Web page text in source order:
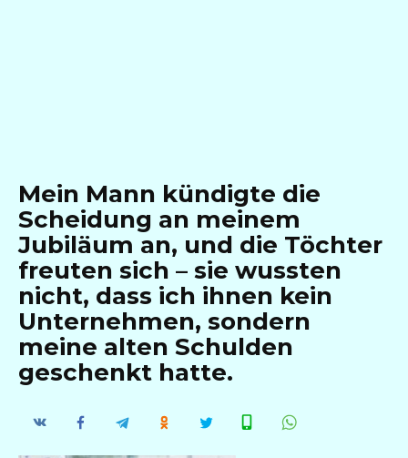
Mein Mann kündigte die
Scheidung an meinem
Jubiläum an, und die Töchter
freuten sich – sie wussten
nicht, dass ich ihnen kein
Unternehmen, sondern
meine alten Schulden
geschenkt hatte.